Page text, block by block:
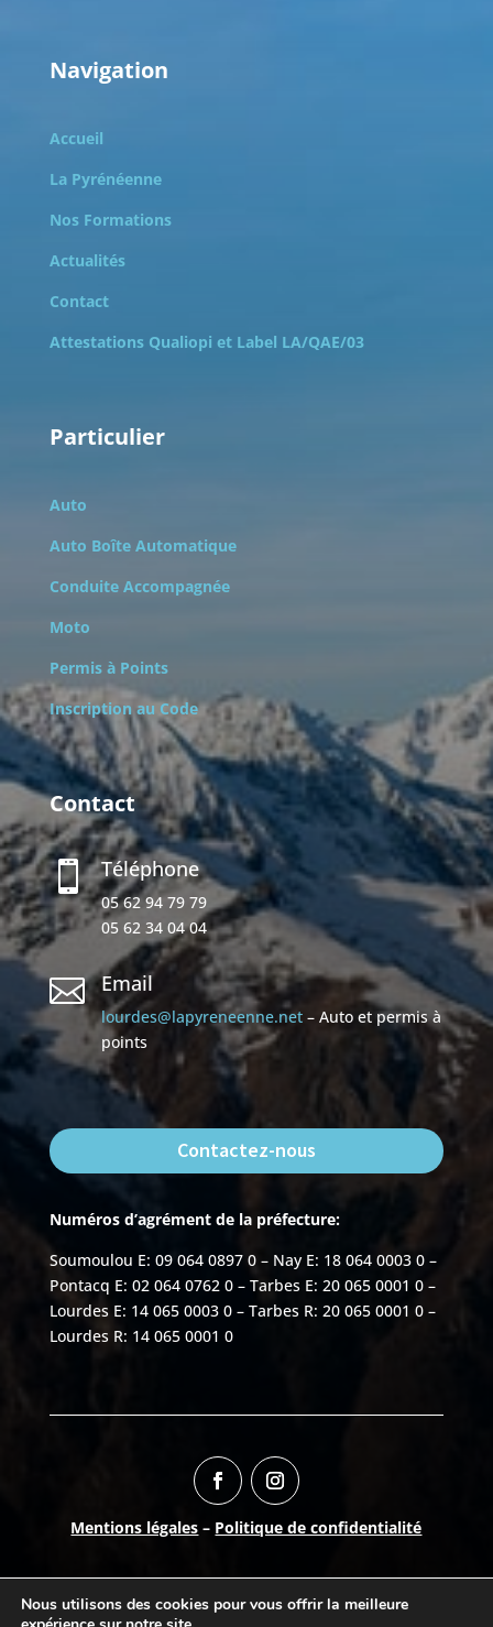
Navigation
Accueil
La Pyrénéenne
Nos Formations
Actualités
Contact
Attestations Qualiopi et Label LA/QAE/03
Particulier
Auto
Auto Boîte Automatique
Conduite Accompagnée
Moto
Permis à Points
Inscription au Code
Contact
 Téléphone
05 62 94 79 79
05 62 34 04 04
 Email
lourdes@lapyreneenne.net– Auto et permis à
points
Contactez-nous
Numéros d’agrément de la préfecture:
Soumoulou E: 09 064 0897 0 – Nay E: 18 064 0003 0 –
Pontacq E: 02 064 0762 0 – Tarbes E: 20 065 0001 0 –
Lourdes E: 14 065 0003 0 – Tarbes R: 20 065 0001 0 –
Lourdes R: 14 065 0001 0
Mentions légales – Politique de confidentialité
©2026Break-Out Company- Agence de
Nous utilisons des cookies pour vous offrir la meilleure